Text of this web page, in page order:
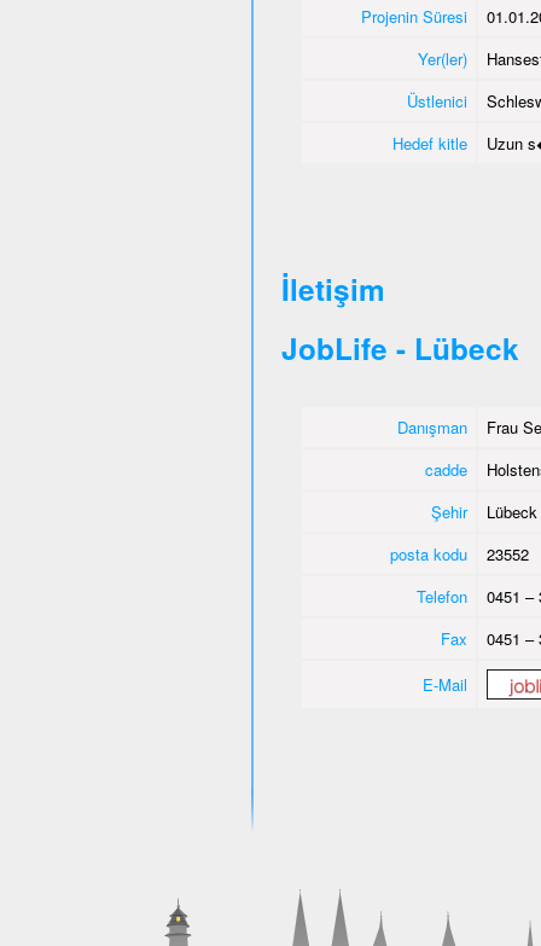
Projenin Süresi
Yer(ler)
Üstlenici
Hedef kitle
Uzun
İletişim
JobLife - Lübeck
Danışman
Frau
cadde
Şehir
Lübeck
posta kodu
23552
Telefon
0451 –
Fax
0451 –
E-Mail